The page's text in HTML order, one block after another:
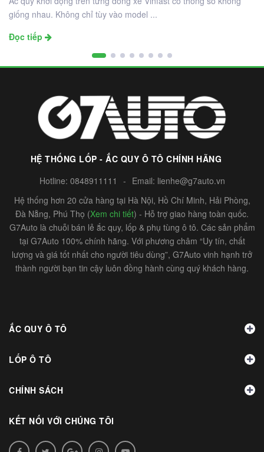
giống nhau. Không chỉ tùy vào model ...
Đọc tiếp
HỆ THỐNG LỐP - ẮC QUY Ô TÔ CHÍNH HÃNG
Hotline: 0848911111 - Email: lienhe@g7auto.vn
Hệ thống hơn 20 cửa hàng tại Hà Nội, Hồ Chí Minh, Hải Phòng,
Đà Nẵng, Phú Thọ (Xem chi tiết) - Hỗ trợ giao hàng toàn quốc.
G7Auto là chuỗi bán lẻ ắc quy, lốp & phụ tùng ô tô. Các sản phẩm
tại G7Auto 100% chính hãng. Với phương châm “Uy tín, chất
lượng và giá tốt nhất cho người tiêu dùng”, G7Auto vinh hạnh trở
thành người bạn tin cậy luôn đồng hành cùng quý khách hàng.
ẮC QUY Ô TÔ
LỐP Ô TÔ
CHÍNH SÁCH
KẾT NỐI VỚI CHÚNG TÔI